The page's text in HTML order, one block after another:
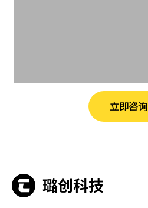
立即咨询